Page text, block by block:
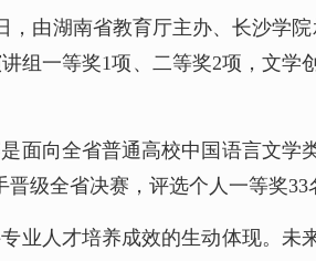
，由湖南省教育厅主办、长沙学
组一等奖1项、二等奖2项，文
面向全省普通高校中国语言文
级全省决赛，评选个人一等奖33
业人才培养成效的生动体现。